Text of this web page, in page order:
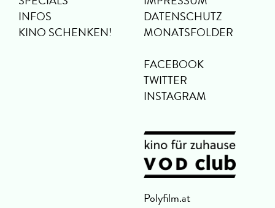
INFOS
KINO SCHENKEN!
DATENSCHUTZ
MONATSFOLDER
FACEBOOK
TWITTER
INSTAGRAM
Polyfilm.at